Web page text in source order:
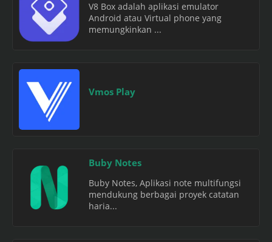
V8 Box adalah aplikasi emulator
Android atau Virtual phone yang
memungkinkan ...
Vmos Play
Buby Notes
Buby Notes, Aplikasi note multifungsi
mendukung berbagai proyek catatan
haria...